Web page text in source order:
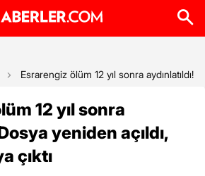
Esrarengiz ölüm 12 yıl sonra aydınlatıldı!
12 yıl sonra
yeniden açıldı,
çıktı